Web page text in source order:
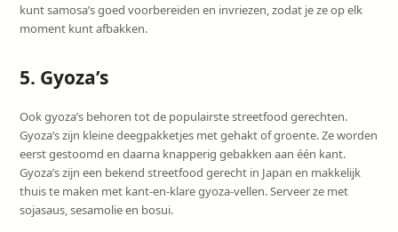
kunt samosa’s goed voorbereiden en invriezen, zodat je ze op elk
moment kunt afbakken.
5. Gyoza’s
Ook gyoza’s behoren tot de populairste streetfood gerechten.
Gyoza’s zijn kleine deegpakketjes met gehakt of groente. Ze worden
eerst gestoomd en daarna knapperig gebakken aan één kant.
Gyoza’s zijn een bekend streetfood gerecht in Japan en makkelijk
thuis te maken met kant-en-klare gyoza-vellen. Serveer ze met
sojasaus, sesamolie en bosui.